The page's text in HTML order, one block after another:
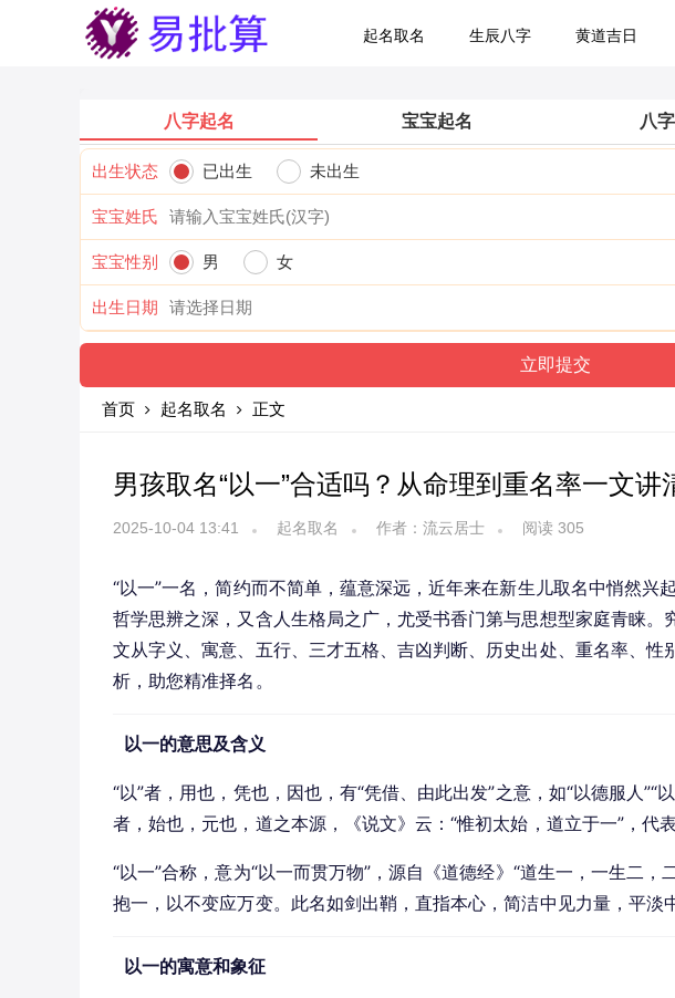
起名取名 生辰八字 黄道吉日
八字起名 宝宝起名 八
出生状态 已出生 未出生
宝宝姓氏
宝宝性别 男 女
出生日期
首页 起名取名 正文
男孩取名“以一”合适吗？从命理到重名率一文讲
2025-10-04 13:41 起名取名 作者：流云居士 阅读 305
“以一”一名，简约而不简单，蕴意深远，近年来在新生儿取名中悄然兴
哲学思辨之深，又含人生格局之广，尤受书香门第与思想型家庭青睐。
文从字义、寓意、五行、三才五格、吉凶判断、历史出处、重名率、性
析，助您精准择名。
以一的意思及含义
“以”者，用也，凭也，因也，有“凭借、由此出发”之意，如“以德服人”“
者，始也，元也，道之本源，《说文》云：“惟初太始，道立于一”，代
“以一”合称，意为“以一而贯万物”，源自《道德经》“道生一，一生二
抱一，以不变应万变。此名如剑出鞘，直指本心，简洁中见力量，平淡
以一的寓意和象征